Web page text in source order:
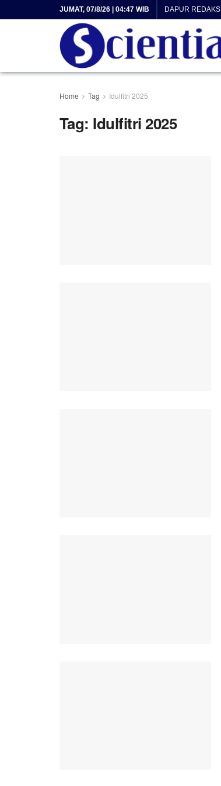
JUMAT, 07/8/26 | 04:47 WIB DAPUR REDAKSI
Home Tag Idulfitri 2025
Tag: Idulfitri 2025